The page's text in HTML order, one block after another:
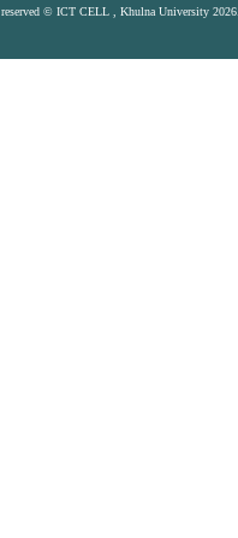
© ICT CELL , Khulna University 2026.